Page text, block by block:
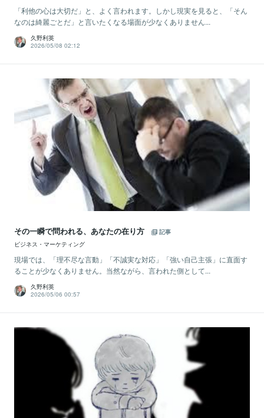
「利他の心は大切だ」と、よく言われます。しかし現実を見ると、「そん
なのは綺麗ごとだ」と言いたくなる場面が少なくありません...
久野利英
2026/05/08 02:12
その一瞬で問われる、あなたの在り方
記事
ビジネス・マーケティング
現場では、「理不尽な言動」「不誠実な対応」「強い自己主張」に直面す
ることが少なくありません。当然ながら、言われた側として...
久野利英
2026/05/06 00:57